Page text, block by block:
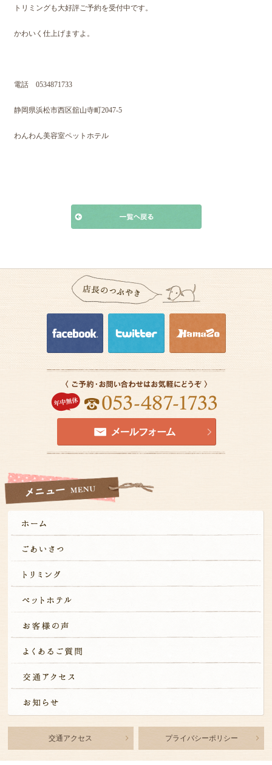
トリミングも大好評ご予約を受付中です。
かわいく仕上げますよ。
電話 0534871733
静岡県浜松市西区舘山寺町2047-5
わんわん美容室ペットホテル
交通アクセス プライバシーポリシー